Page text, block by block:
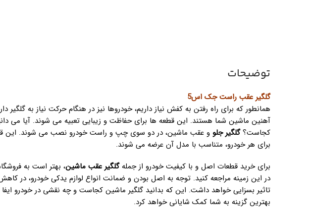
توضیحات
گلگیر عقب راست جک اس5
همانطور که برای راه رفتن به کفش نیاز داریم، خودروها نیز در هنگام حرکت نیاز به گلگیر
آهنین ماشین شما هستند. این قطعه ها برای حفاظت و زیبایی تعبیه می شوند. آیا می
کجاست؟ گلگیر جلو و عقب ماشین، در دو سوی چپ و راست خودرو نصب می شوند. این
برای هر خودرو، متناسب با مدل آن عرضه می شوند.
برای خرید قطعات اصل و با کیفیت خودرو از جملهگلگیر عقب ماشین، بهتر است به
در این زمینه مراجعه کنید. توجه به اصل بودن و ضمانت انواع لوازم یدکی خودرو، در
تاثیر بسزایی خواهد داشت. این که بدانید گلگیر ماشین کجاست و چه نقشی در خودرو
بهترین گزینه به شما کمک شایانی خواهد کرد.